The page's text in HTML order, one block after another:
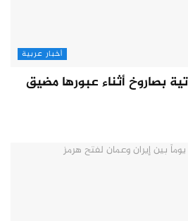
أخبار عربية
بصاروخ أثناء عبورها مضيق